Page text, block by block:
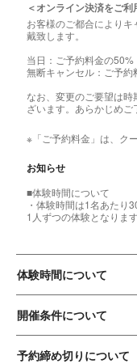
＜オンライン決済をご利
お客様のご都合により
戴致します。
当日：ご予約料金の50%
無断キャンセル：ご予約
なお、変更のご要望は
ざいます。あらかじめご
※「ご予約料金」は、ク
お知らせ
■体験時間について
・体験時間は1名あたり
1人ずつの体験となりま
体験時間について
開催条件について
予約締め切りについて